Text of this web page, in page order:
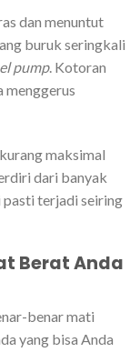
dan menuntut
buruk seringkali
pump. Kotoran
menggerus
maksimal
dari banyak
pasti terjadi seiring
Berat Anda
benar mati
yang bisa Anda